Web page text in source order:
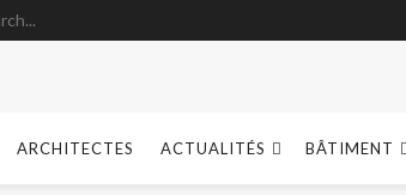
ARCHITECTES ACTUALITÉS BÂTIMENT